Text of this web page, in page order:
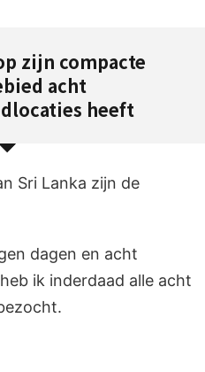
zijn compacte
acht
heeft
Sri Lanka zijn de
dagen en acht
ik inderdaad alle acht